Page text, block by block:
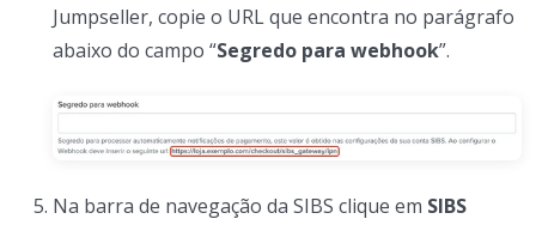
Jumpseller, copie o URL que encontra no parágrafo
abaixo do campo “Segredo para webhook”.
Na barra de navegação da SIBS clique em SIBS